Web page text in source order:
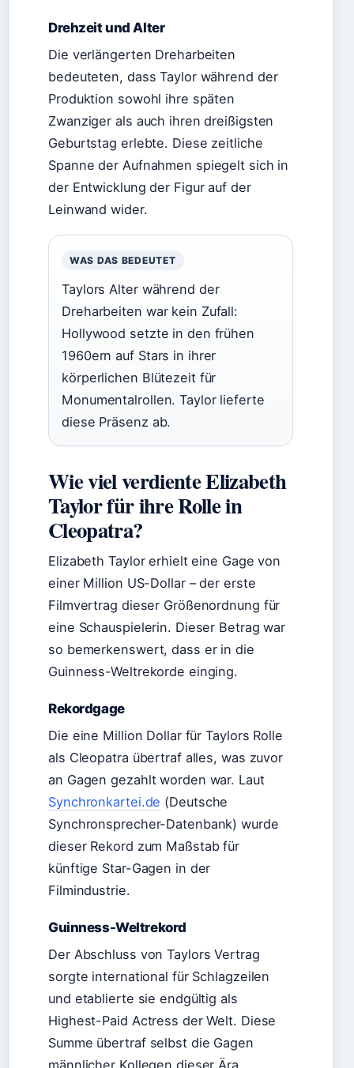
Drehzeit und Alter
Die verlängerten Dreharbeiten
bedeuteten, dass Taylor während der
Produktion sowohl ihre späten
Zwanziger als auch ihren dreißigsten
Geburtstag erlebte. Diese zeitliche
Spanne der Aufnahmen spiegelt sich in
der Entwicklung der Figur auf der
Leinwand wider.
WAS DAS BEDEUTET
Taylors Alter während der
Dreharbeiten war kein Zufall:
Hollywood setzte in den frühen
1960ern auf Stars in ihrer
körperlichen Blütezeit für
Monumentalrollen. Taylor lieferte
diese Präsenz ab.
Wie viel verdiente Elizabeth
Taylor für ihre Rolle in
Cleopatra?
Elizabeth Taylor erhielt eine Gage von
einer Million US-Dollar – der erste
Filmvertrag dieser Größenordnung für
eine Schauspielerin. Dieser Betrag war
so bemerkenswert, dass er in die
Guinness-Weltrekorde einging.
Rekordgage
Die eine Million Dollar für Taylors Rolle
als Cleopatra übertraf alles, was zuvor
an Gagen gezahlt worden war. Laut
Synchronkartei.de (Deutsche
Synchronsprecher-Datenbank) wurde
dieser Rekord zum Maßstab für
künftige Star-Gagen in der
Filmindustrie.
Guinness-Weltrekord
Der Abschluss von Taylors Vertrag
sorgte international für Schlagzeilen
und etablierte sie endgültig als
Highest-Paid Actress der Welt. Diese
Summe übertraf selbst die Gagen